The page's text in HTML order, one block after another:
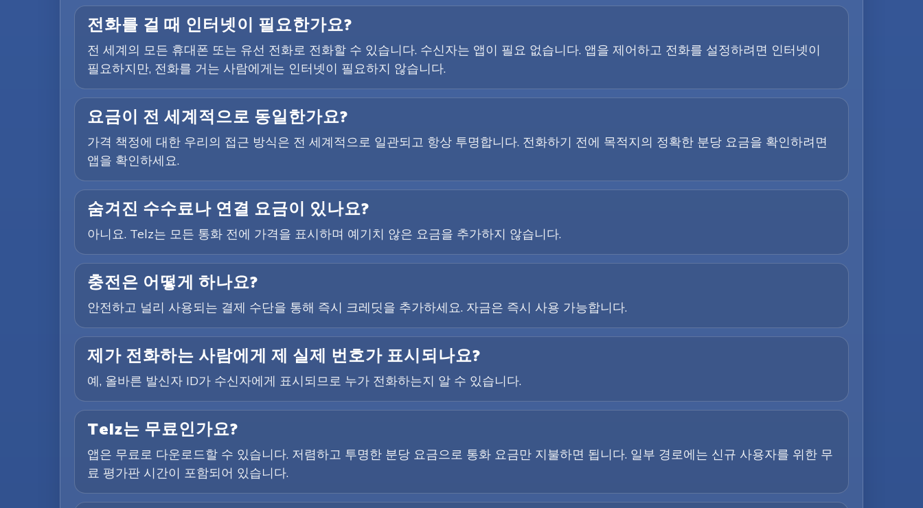
전화를 걸 때 인터넷이 필요한가요?
전 세계의 모든 휴대폰 또는 유선 전화로 전화할 수 있습니다. 수신자는 앱이 필요 없습니다. 앱을 제어하고 전화를 설정하려면 인터넷이
필요하지만, 전화를 거는 사람에게는 인터넷이 필요하지 않습니다.
요금이 전 세계적으로 동일한가요?
가격 책정에 대한 우리의 접근 방식은 전 세계적으로 일관되고 항상 투명합니다. 전화하기 전에 목적지의 정확한 분당 요금을 확인하려면
앱을 확인하세요.
숨겨진 수수료나 연결 요금이 있나요?
아니요. Telz는 모든 통화 전에 가격을 표시하며 예기치 않은 요금을 추가하지 않습니다.
충전은 어떻게 하나요?
안전하고 널리 사용되는 결제 수단을 통해 즉시 크레딧을 추가하세요. 자금은 즉시 사용 가능합니다.
제가 전화하는 사람에게 제 실제 번호가 표시되나요?
예, 올바른 발신자 ID가 수신자에게 표시되므로 누가 전화하는지 알 수 있습니다.
Telz는 무료인가요?
앱은 무료로 다운로드할 수 있습니다. 저렴하고 투명한 분당 요금으로 통화 요금만 지불하면 됩니다. 일부 경로에는 신규 사용자를 위한 무
료 평가판 시간이 포함되어 있습니다.